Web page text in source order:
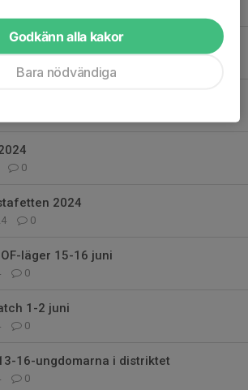
0
2024
0
läger 15-16 juni
0
1-2 juni
0
16-ungdomarna i distriktet
0
Godkänn alla kakor
Bara nödvändiga